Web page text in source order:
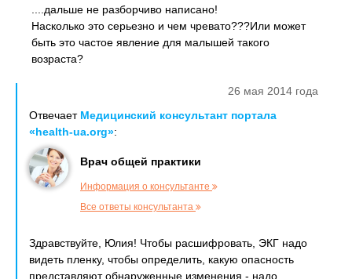
....дальше не разборчиво написано!
Насколько это серьезно и чем чревато???Или может
быть это частое явление для малышей такого
возраста?
26 мая 2014 года
Отвечает Медицинский консультант портала
«health-ua.org»:
Врач общей практики
Информация о консультанте
Все ответы консультанта
Здравствуйте, Юлия! Чтобы расшифровать, ЭКГ надо
видеть пленку, чтобы определить, какую опасность
представляют обнаруженные изменения - надо